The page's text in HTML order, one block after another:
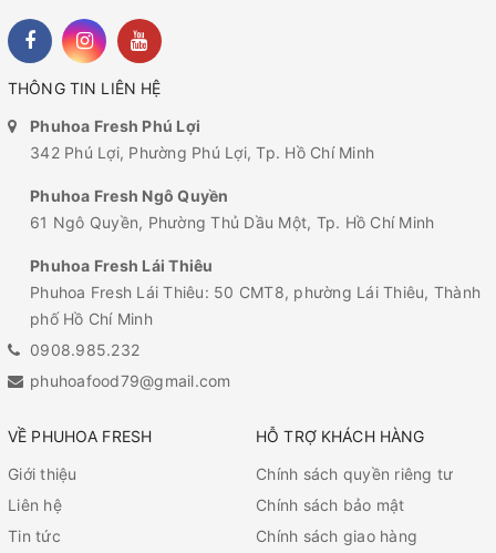
THÔNG TIN LIÊN HỆ
Phuhoa Fresh Phú Lợi
342 Phú Lợi, Phường Phú Lợi, Tp. Hồ Chí Minh
Phuhoa Fresh Ngô Quyền
61 Ngô Quyền, Phường Thủ Dầu Một, Tp. Hồ Chí Minh
Phuhoa Fresh Lái Thiêu
Phuhoa Fresh Lái Thiêu: 50 CMT8, phường Lái Thiêu, Thành
phố Hồ Chí Minh
0908.985.232
phuhoafood79@gmail.com
VỀ PHUHOA FRESH
Giới thiệu
Liên hệ
Tin tức
HỖ TRỢ KHÁCH HÀNG
Chính sách quyền riêng tư
Chính sách bảo mật
Chính sách giao hàng